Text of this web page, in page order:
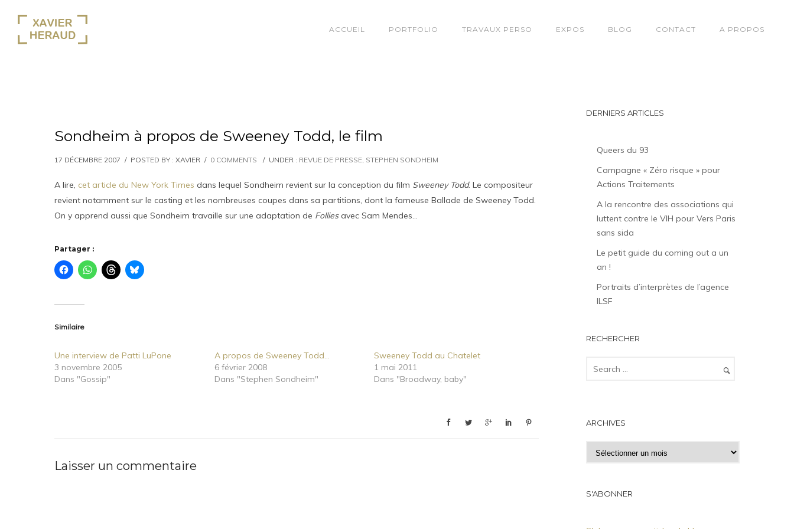
ACCUEIL PORTFOLIO TRAVAUX PERSO EXPOS BLOG CONTACT A PROPOS
Sondheim à propos de Sweeney Todd, le film
17 DÉCEMBRE 2007 / POSTED BY : XAVIER / 0 COMMENTS / UNDER : REVUE DE PRESSE, STEPHEN SONDHEIM
A lire, cet article du New York Times dans lequel Sondheim revient sur la conception du film Sweeney Todd. Le compositeur
revient notamment sur le casting et les nombreuses coupes dans sa partitions, dont la fameuse Ballade de Sweeney Todd.
On y apprend aussi que Sondheim travaille sur une adaptation de Folliesavec Sam Mendes…
Partager :
Similaire
Une interview de Patti LuPone
3 novembre 2005
Dans "Gossip"
A propos de Sweeney Todd…
6 février 2008
Dans "Stephen Sondheim"
Sweeney Todd au Chatelet
1 mai 2011
Dans "Broadway, baby"
Laisser un commentaire
DERNIERS ARTICLES
Queers du 93
Campagne « Zéro risque » pour
Actions Traitements
A la rencontre des associations qui
luttent contre le VIH pour Vers Paris
sans sida
Le petit guide du coming out a un
an !
Portraits d’interprètes de l’agence
ILSF
RECHERCHER
ARCHIVES
r
h
S'ABONNER